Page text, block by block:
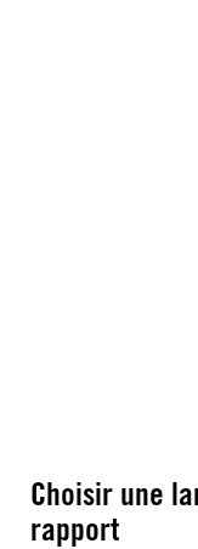
Choisir une
rapport